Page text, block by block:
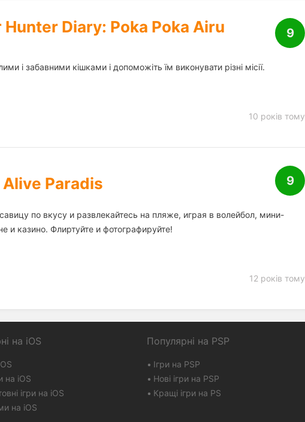
9
Diary: Poka Poka Airu
і забавними кішками і допоможіть їм виконувати різні місії.
10 років тому
9
Alive Paradis
по вкусу и развлекайтесь на пляже, играя в волейбол, мини-
и казино. Флиртуйте и фотографируйте!
12 років тому
на iOS
на iOS
ігри на iOS
на iOS
Популярні на PSP
Ігри на PSP
Нові ігри на PSP
Кращі ігри на PS